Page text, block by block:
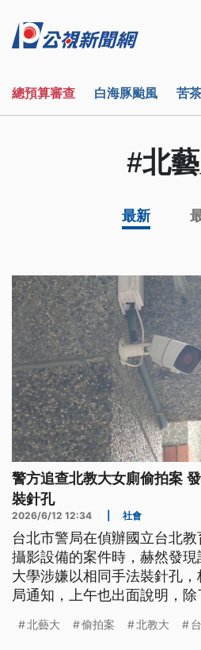
總預算審查 白海豚颱風 苦
#北
最新
警方追查北教大女廁偷拍案
裝針孔
2026/6/12 12:34 社會
台北市警局在偵辦國立台北
攝影設備的案件時，赫然發
大學涉嫌以相同手法裝針孔
局通知，上午也出面說明，
北藝大 偷拍案 北教大